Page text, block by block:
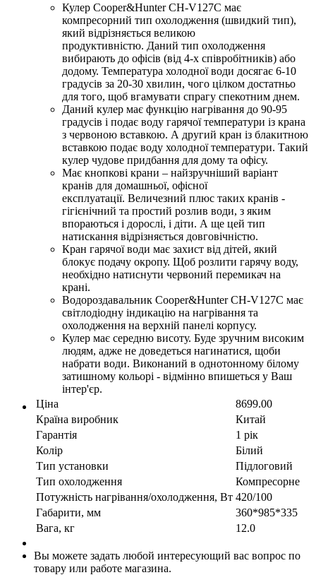
Кулер Cooper&Hunter CH-V127C має
компресорний тип охолодження (швидкий тип),
який відрізняється великою
продуктивністю. Даний тип охолодження
вибирають до офісів (від 4-х співробітників) або
додому. Температура холодної води досягає 6-10
градусів за 20-30 хвилин, чого цілком достатньо
для того, щоб вгамувати спрагу спекотним днем.
Даний кулер має функцію нагрівання до 90-95
градусів і подає воду гарячої температури із крана
з червоною вставкою. А другий кран із блакитною
вставкою подає воду холодної температури. Такий
кулер чудове придбання для дому та офісу.
Має кнопкові крани – найзручніший варіант
кранів для домашньої, офісної
експлуатації. Величезний плюс таких кранів -
гігієнічний та простий розлив води, з яким
впораються і дорослі, і діти. А ще цей тип
натискання відрізняється довговічністю.
Кран гарячої води має захист від дітей, який
блокує подачу окропу. Щоб розлити гарячу воду,
необхідно натиснути червоний перемикач на
крані.
Водороздавальник Cooper&Hunter CH-V127C має
світлодіодну індикацію на нагрівання та
охолодження на верхній панелі корпусу.
Кулер має середню висоту. Буде зручним високим
людям, адже не доведеться нагинатися, щоби
набрати води. Виконаний в однотонному білому
затишному кольорі - відмінно впишеться у Ваш
інтер'єр.
Ціна
8699.00
Країна виробник
Китай
Гарантія
1 рік
Колір
Білий
Тип установки
Підлоговий
Тип охолодження
Компресорне
Потужність нагрівання/охолодження, Вт 420/100
Габарити, мм
360*985*335
Вага, кг
12.0
Вы можете задать любой интересующий вас вопрос по
товару или работе магазина.